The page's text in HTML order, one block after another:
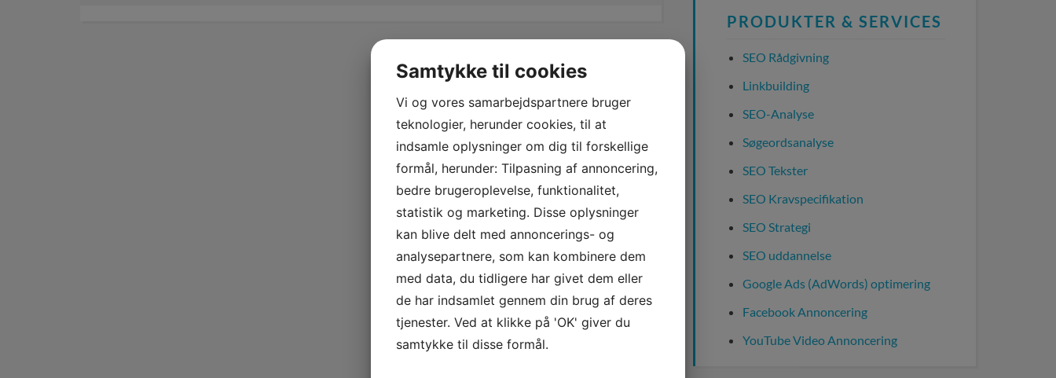
PRODUKTER & SERVICES
SEO Rådgivning
Linkbuilding
SEO-Analyse
Søgeordsanalyse
SEO Tekster
SEO Kravspecifikation
SEO Strategi
SEO uddannelse
Google Ads (AdWords) optimering
Facebook Annoncering
YouTube Video Annoncering
Samtykke til cookies
Vi og vores samarbejdspartnere bruger
teknologier, herunder cookies, til at
indsamle oplysninger om dig til forskellige
formål, herunder: Tilpasning af annoncering,
bedre brugeroplevelse, funktionalitet,
statistik og marketing. Disse oplysninger
kan blive delt med annoncerings- og
analysepartnere, som kan kombinere dem
med data, du tidligere har givet dem eller
de har indsamlet gennem din brug af deres
tjenester. Ved at klikke på 'OK' giver du
samtykke til disse formål.